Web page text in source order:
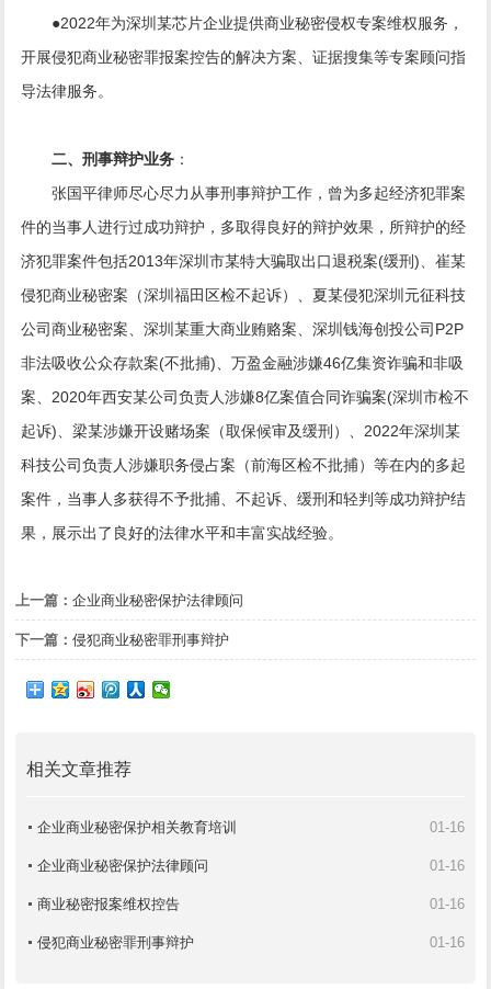
●2022年为深圳某芯片企业提供商业秘密侵权专案维权服务，
开展侵犯商业秘密罪报案控告的解决方案、证据搜集等专案顾问指
导法律服务。
二、刑事辩护业务 ：
张国平律师尽心尽力从事刑事辩护工作，曾为多起经济犯罪案
件的当事人进行过成功辩护，多取得良好的辩护效果，所辩护的经
济犯罪案件包括2013年深圳市某特大骗取出口退税案(缓刑)、崔某
侵犯商业秘密案（深圳福田区检不起诉）、夏某侵犯深圳元征科技
公司商业秘密案、深圳某重大商业贿赂案、深圳钱海创投公司P2P
非法吸收公众存款案(不批捕)、万盈金融涉嫌46亿集资诈骗和非吸
案、2020年西安某公司负责人涉嫌8亿案值合同诈骗案(深圳市检不
起诉)、梁某涉嫌开设赌场案（取保候审及缓刑）、2022年深圳某
科技公司负责人涉嫌职务侵占案（前海区检不批捕）等在内的多起
案件，当事人多获得不予批捕、不起诉、缓刑和轻判等成功辩护结
果，展示出了良好的法律水平和丰富实战经验。
上一篇：企业商业秘密保护法律顾问
下一篇：侵犯商业秘密罪刑事辩护
相关文章推荐
01-16
企业商业秘密保护相关教育培训
01-16
企业商业秘密保护法律顾问
01-16
商业秘密报案维权控告
01-16
侵犯商业秘密罪刑事辩护